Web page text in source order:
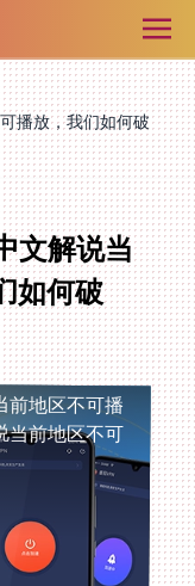
播放，我们如何破
文解说当
如何破
前地区不可播
当前地区不可